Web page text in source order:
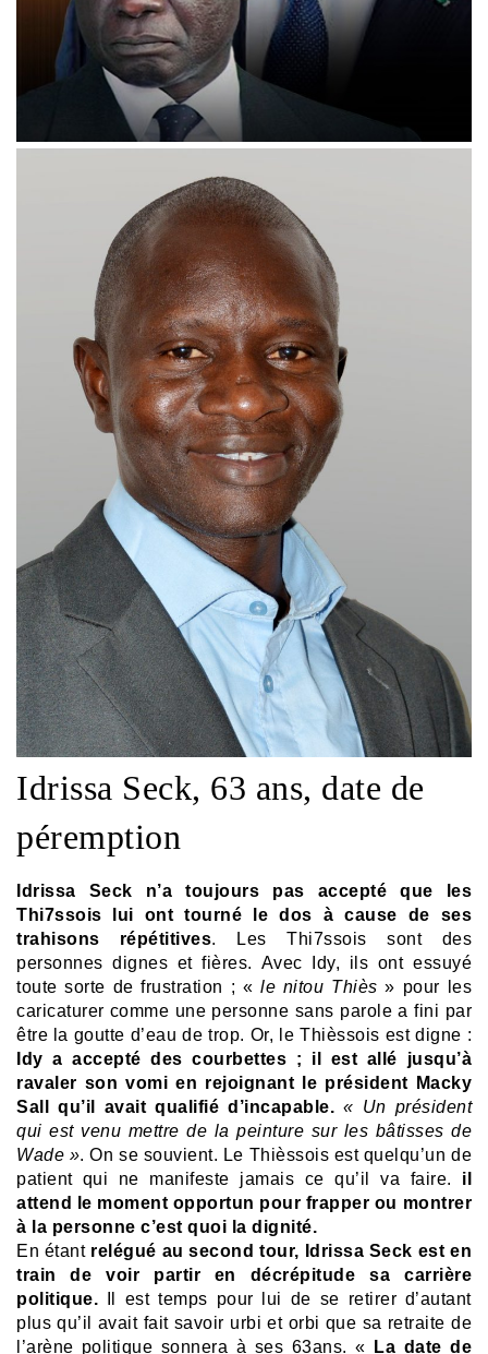
Idrissa Seck, 63 ans, date de
péremption
Idrissa Seck n’a toujours pas accepté que les
Thi7ssois lui ont tourné le dos à cause de ses
trahisons répétitives. Les Thi7ssois sont des
personnes dignes et fières. Avec Idy, ils ont essuyé
toute sorte de frustration ; «le nitou Thiès » pour les
caricaturer comme une personne sans parole a fini par
être la goutte d’eau de trop. Or, le Thièssois est digne :
Idy a accepté des courbettes ; il est allé jusqu’à
ravaler son vomi en rejoignant le président Macky
Sall qu’il avait qualifié d’incapable. « Un président
qui est venu mettre de la peinture sur les bâtisses de
Wade ». On se souvient. Le Thièssois est quelqu’un de
patient qui ne manifeste jamais ce qu’il va faire. il
attend le moment opportun pour frapper ou montrer
à la personne c’est quoi la dignité.
En étant relégué au second tour, Idrissa Seck est en
train de voir partir en décrépitude sa carrière
politique. Il est temps pour lui de se retirer d’autant
plus qu’il avait fait savoir urbi et orbi que sa retraite de
l’arène politique sonnera à ses 63ans. «
La date de